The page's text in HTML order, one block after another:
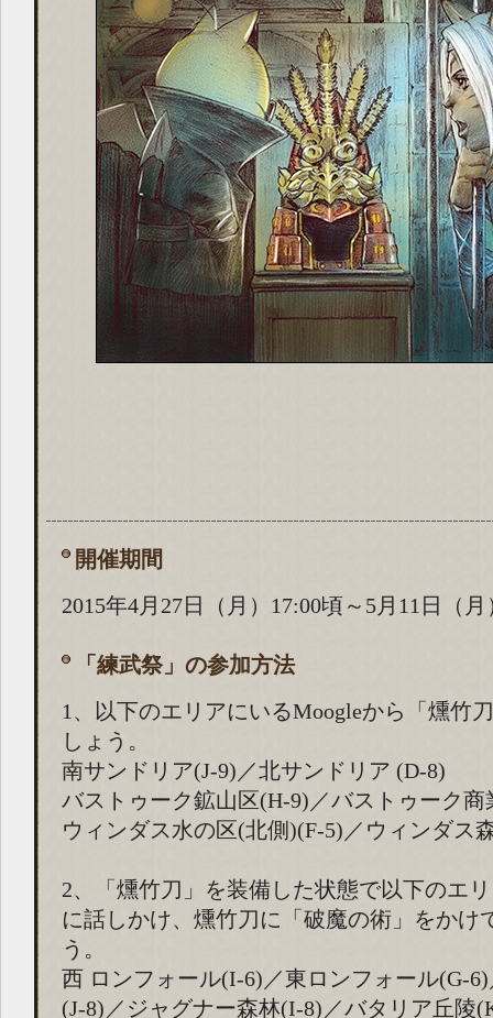
開催期間
2015年4月27日（月）17:00頃～5月11日（月
「練武祭」の参加方法
1、以下のエリアにいるMoogleから「燻竹
しょう。
南サンドリア(J-9)／北サンドリア (D-8)
バストゥーク鉱山区(H-9)／バストゥーク商
ウィンダス水の区(北側)(F-5)／ウィンダス
2、「燻竹刀」を装備した状態で以下のエ
に話しかけ、燻竹刀に「破魔の術」をかけ
う。
西 ロンフォール(I-6)／東ロンフォール(G-
(J-8)／ジャグナー森林(I-8)／バタリア丘陵